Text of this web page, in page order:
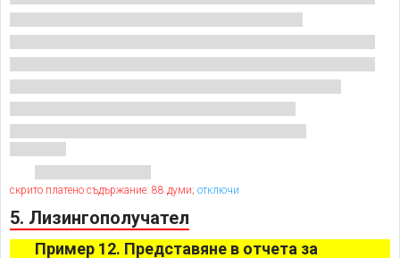
скрито платено съдържание: 88 думи; отключи
5. Лизингополучател
Пример 12. Представяне в отчета за